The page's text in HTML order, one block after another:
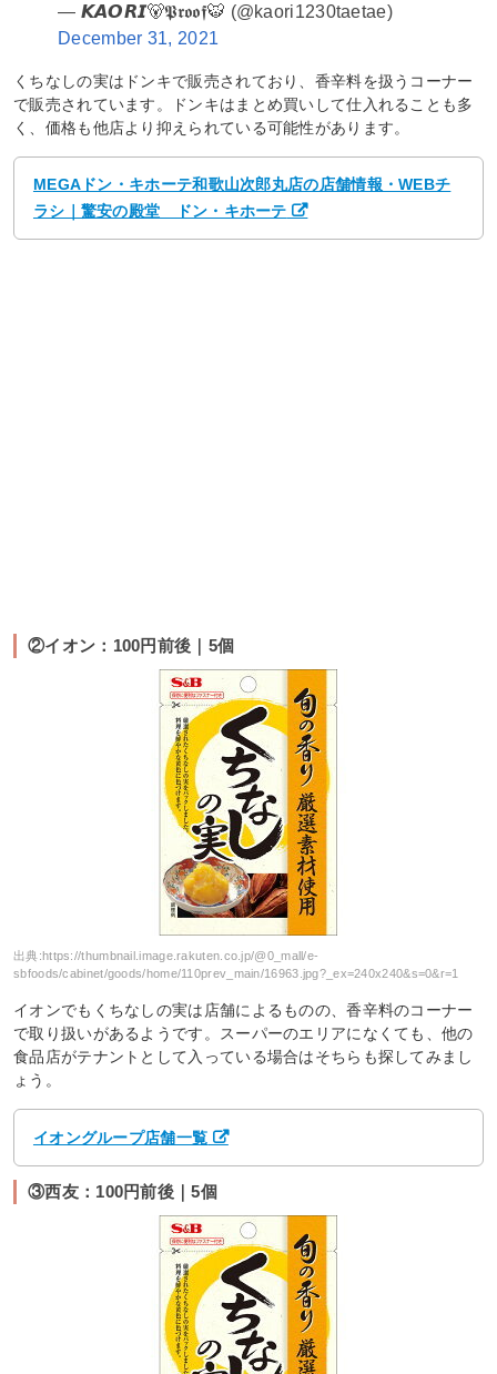
— 𝙆𝘼𝙊𝙍𝙄🐻𝕻𝖗𝖔𝖔𝖋🐯 (@kaori1230taetae)
December 31, 2021
くちなしの実はドンキで販売されており、香辛料を扱うコーナー
で販売されています。ドンキはまとめ買いして仕入れることも多
く、価格も他店より抑えられている可能性があります。
MEGAドン・キホーテ和歌山次郎丸店の店舗情報・WEBチ
ラシ｜驚安の殿堂 ドン・キホーテ
②イオン：100円前後｜5個
出典:https://thumbnail.image.rakuten.co.jp/@0_mall/e-
sbfoods/cabinet/goods/home/110prev_main/16963.jpg?_ex=240x240&s=0&r=1
イオンでもくちなしの実は店舗によるものの、香辛料のコーナー
で取り扱いがあるようです。スーパーのエリアになくても、他の
食品店がテナントとして入っている場合はそちらも探してみまし
ょう。
イオングループ店舗一覧
③西友：100円前後｜5個